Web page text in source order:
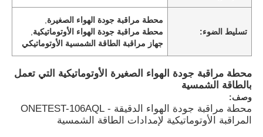
تسليط الضوء:
محطة مراقبة جودة الهواء الصغيرة
محطة مراقبة جودة الهواء الأوتوماتيكية
جهاز مراقبة الطاقة الشمسية الأوتوماتيكي
محطة مراقبة جودة الهواء الصغيرة الأوتوماتيكية التي تعمل
بالطاقة الشمسية
وصف:
محطة مراقبة جودة الهواء الدقيقة - ONETEST-106AQL
المراقبة الأوتوماتيكية لإمدادات الطاقة الشمسية